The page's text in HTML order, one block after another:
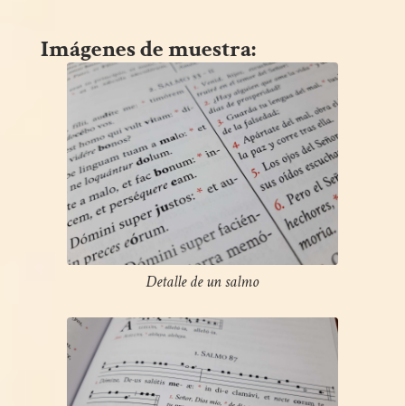
Imágenes de muestra:
Detalle de un salmo